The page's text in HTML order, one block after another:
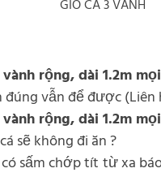
GIO CA 3 VANH
rộng, dài 1.2m
đúng vẫn để được (Liên
rộng, dài 1.2m
sẽ không đi ăn ?
có sấm chớp tít từ xa